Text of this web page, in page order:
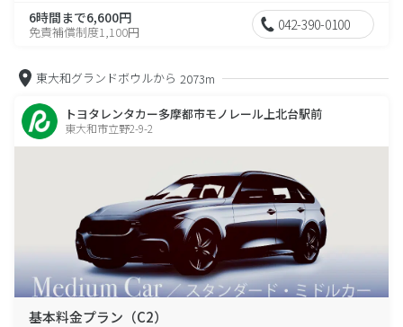
6時間まで6,600円
免責補償制度1,100円 042-390-0100
東大和グランドボウルから 2073m
トヨタレンタカー多摩都市モノレール上北台駅前
東大和市立野2-9-2
基本料金プラン（C2）